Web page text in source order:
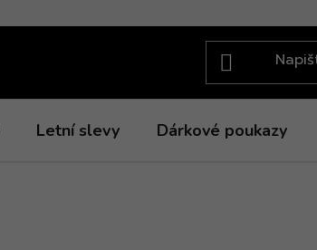
Letní slevy Dárkové poukazy